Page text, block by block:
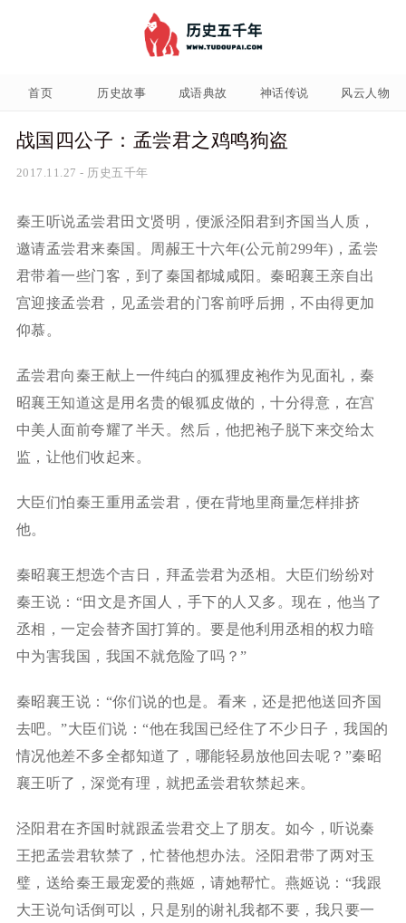
首页 历史故事 成语典故 神话传说 风云人物
战国四公子：孟尝君之鸡鸣狗盗
2017.11.27 - 历史五千年
秦王听说孟尝君田文贤明，便派泾阳君到齐国当人质，
邀请孟尝君来秦国。周赧王十六年(公元前299年)，孟尝
君带着一些门客，到了秦国都城咸阳。秦昭襄王亲自出
宫迎接孟尝君，见孟尝君的门客前呼后拥，不由得更加
仰慕。
孟尝君向秦王献上一件纯白的狐狸皮袍作为见面礼，秦
昭襄王知道这是用名贵的银狐皮做的，十分得意，在宫
中美人面前夸耀了半天。然后，他把袍子脱下来交给太
监，让他们收起来。
大臣们怕秦王重用孟尝君，便在背地里商量怎样排挤
他。
秦昭襄王想选个吉日，拜孟尝君为丞相。大臣们纷纷对
秦王说：“田文是齐国人，手下的人又多。现在，他当了
丞相，一定会替齐国打算的。要是他利用丞相的权力暗
中为害我国，我国不就危险了吗？”
秦昭襄王说：“你们说的也是。看来，还是把他送回齐国
去吧。”大臣们说：“他在我国已经住了不少日子，我国的
情况他差不多全都知道了，哪能轻易放他回去呢？”秦昭
襄王听了，深觉有理，就把孟尝君软禁起来。
泾阳君在齐国时就跟孟尝君交上了朋友。如今，听说秦
王把孟尝君软禁了，忙替他想办法。泾阳君带了两对玉
璧，送给秦王最宠爱的燕姬，请她帮忙。燕姬说：“我跟
大王说句话倒可以，只是别的谢礼我都不要，我只要一